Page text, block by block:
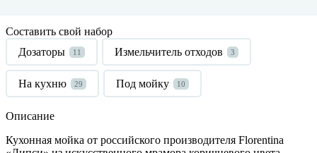
Составить свой набор
Дозаторы
11 Измельчитель отходов 3
На кухню 29 Под мойку 10
Описание
Кухонная мойка от российского производителя Florentina